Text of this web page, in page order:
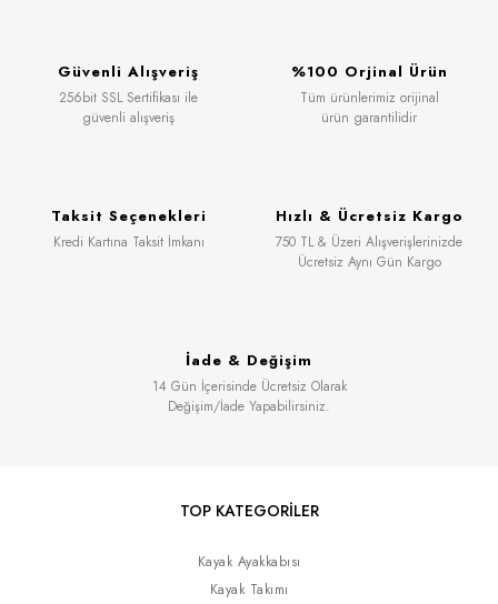
Güvenli Alışveriş
256bit SSL Sertifikası ile
güvenli alışveriş
%100 Orjinal Ürün
Tüm ürünlerimiz orijinal
ürün garantilidir
Taksit Seçenekleri
Kredi Kartına Taksit İmkanı
Hızlı & Ücretsiz Kargo
750 TL & Üzeri Alışverişlerinizde
Ücretsiz Aynı Gün Kargo
İade & Değişim
14 Gün İçerisinde Ücretsiz Olarak
Değişim/İade Yapabilirsiniz.
TOP KATEGORİLER
Kayak Ayakkabısı
Kayak Takımı